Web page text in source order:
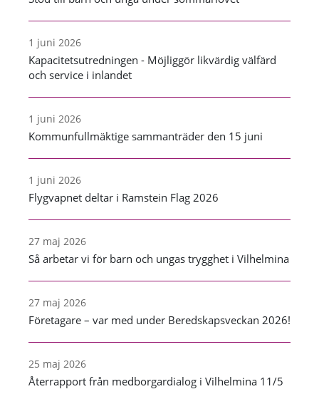
1 juni 2026
Kapacitetsutredningen - Möjliggör likvärdig välfärd
och service i inlandet
1 juni 2026
Kommunfullmäktige sammanträder den 15 juni
1 juni 2026
Flygvapnet deltar i Ramstein Flag 2026
27 maj 2026
Så arbetar vi för barn och ungas trygghet i Vilhelmina
27 maj 2026
Företagare – var med under Beredskapsveckan 2026!
25 maj 2026
Återrapport från medborgardialog i Vilhelmina 11/5